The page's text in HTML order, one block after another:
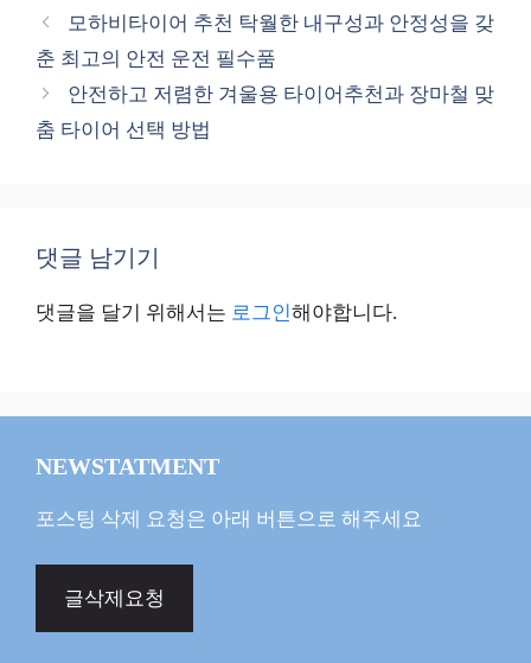
테
리
모하비타이어 추천 탁월한 내구성과 안정성을 갖
춘 최고의 안전 운전 필수품
안전하고 저렴한 겨울용 타이어추천과 장마철 맞
춤 타이어 선택 방법
댓글 남기기
댓글을 달기 위해서는 로그인해야합니다.
NEWSTATMENT
포스팅 삭제 요청은 아래 버튼으로 해주세요
글삭제요청